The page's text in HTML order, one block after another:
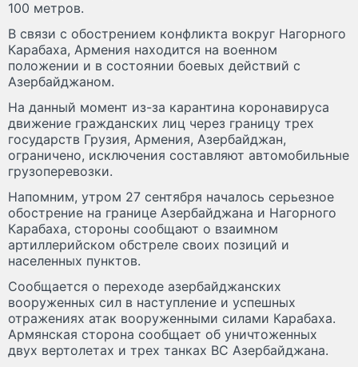
100 метров.
В связи с обострением конфликта вокруг Нагорного
Карабаха, Армения находится на военном
положении и в состоянии боевых действий с
Азербайджаном.
На данный момент из-за карантина коронавируса
движение гражданских лиц через границу трех
государств Грузия, Армения, Азербайджан,
ограничено, исключения составляют автомобильные
грузоперевозки.
Напомним, утром 27 сентября началось серьезное
обострение на границе Азербайджана и Нагорного
Карабаха, стороны сообщают о взаимном
артиллерийском обстреле своих позиций и
населенных пунктов.
Сообщается о переходе азербайджанских
вооруженных сил в наступление и успешных
отражениях атак вооруженными силами Карабаха.
Армянская сторона сообщает об уничтоженных
двух вертолетах и трех танках ВС Азербайджана.